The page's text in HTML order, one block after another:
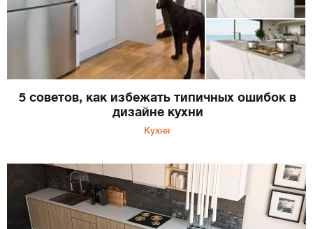
5 советов, как избежать типичных ошибок в
дизайне кухни
Кухня